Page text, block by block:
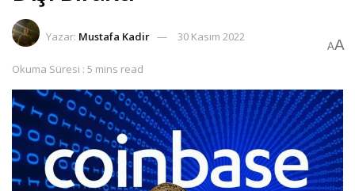
Yazar: Mustafa Kadir 30 Kasım 2022
Okuma Süresi : 5 mins read
AA